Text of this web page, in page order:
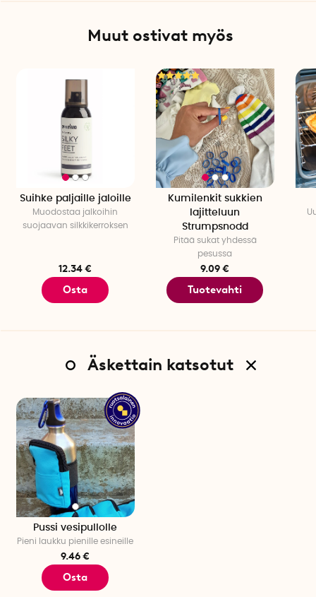
Muut ostivat myös
Suihke paljaille jaloille
Muodostaa jalkoihin
suojaavan silkkikerroksen
12.34 €
Osta
Kumilenkit sukkien
lajitteluun
Strumpsnodd
Pitää sukat yhdessä
pesussa
9.09 €
Tuotevahti
Äskettain katsotut
Pussi vesipullolle
Pieni laukku pienille esineille
9.46 €
Osta